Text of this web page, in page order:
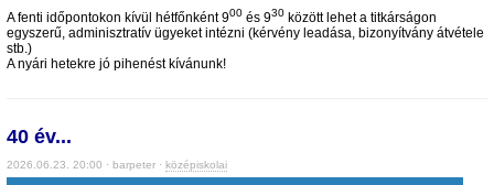
A fenti időpontokon kívül hétfőnként 900 és 930 között lehet a titkárságon
egyszerű, adminisztratív ügyeket intézni (kérvény leadása, bizonyítvány átvétele
stb.)
A nyári hetekre jó pihenést kívánunk!
40 év...
2026.06.23. 20:00 · barpeter · középiskolai